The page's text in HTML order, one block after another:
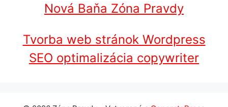
Nová Baňa Zóna Pravdy
Tvorba web stránok Wordpress
SEO optimalizácia copywriter